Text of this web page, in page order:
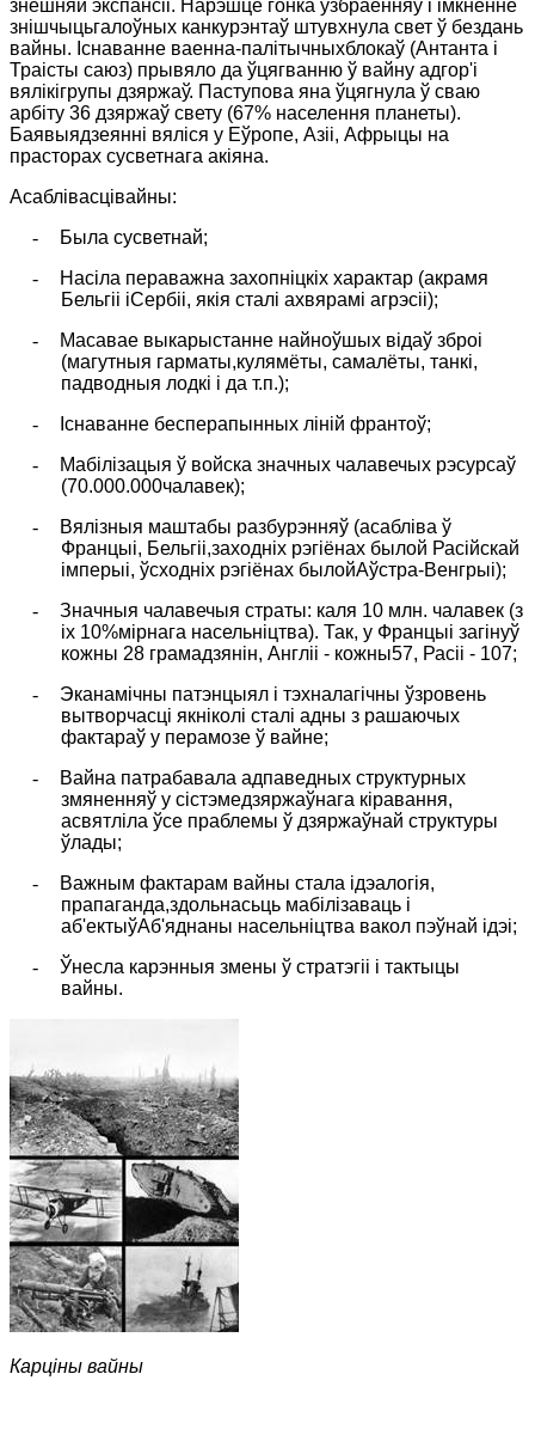
знешняй экспансіі. Нарэшце гонка ўзбраенняў і імкненне
знішчыцьгалоўных канкурэнтаў штувхнула свет ў бездань
вайны. Існаванне ваенна-палітычныхблокаў (Антанта і
Траісты саюз) прывяло да ўцягванню ў вайну адгор'і
вялікігрупы дзяржаў. Паступова яна ўцягнула ў сваю
арбіту 36 дзяржаў свету (67% населення планеты).
Баявыядзеянні вяліся у Еўропе, Азіі, Афрыцы на
прасторах сусветнага акіяна.
Асаблівасцівайны:
-
Была сусветнай;
-
Насіла пераважна захопніцкіх характар (акрамя
Бельгіі іСербіі, якія сталі ахвярамі агрэсіі);
-
Масавае выкарыстанне найноўшых відаў зброі
(магутныя гарматы,кулямёты, самалёты, танкі,
падводныя лодкі і да т.п.);
-
Існаванне бесперапынных ліній франтоў;
-
Мабілізацыя ў войска значных чалавечых рэсурсаў
(70.000.000чалавек);
-
Вялізныя маштабы разбурэнняў (асабліва ў
Францыі, Бельгіі,заходніх рэгіёнах былой Расійскай
імперыі, ўсходніх рэгіёнах былойАўстра-Венгрыі);
-
Значныя чалавечыя страты: каля 10 млн. чалавек (з
іх 10%мірнага насельніцтва). Так, у Францыі загінуў
кожны 28 грамадзянін, Англіі - кожны57, Расіі - 107;
-
Эканамічны патэнцыял і тэхналагічны ўзровень
вытворчасці якніколі сталі адны з рашаючых
фактараў у перамозе ў вайне;
-
Вайна патрабавала адпаведных структурных
змяненняў у сістэмедзяржаўнага кіравання,
асвятліла ўсе праблемы ў дзяржаўнай структуры
ўлады;
-
Важным фактарам вайны стала ідэалогія,
прапаганда,здольнасьць мабілізаваць і
аб'ектыўАб'яднаны насельніцтва вакол пэўнай ідэі;
-
Ўнесла карэнныя змены ў стратэгіі і тактыцы
вайны.
Карціны вайны